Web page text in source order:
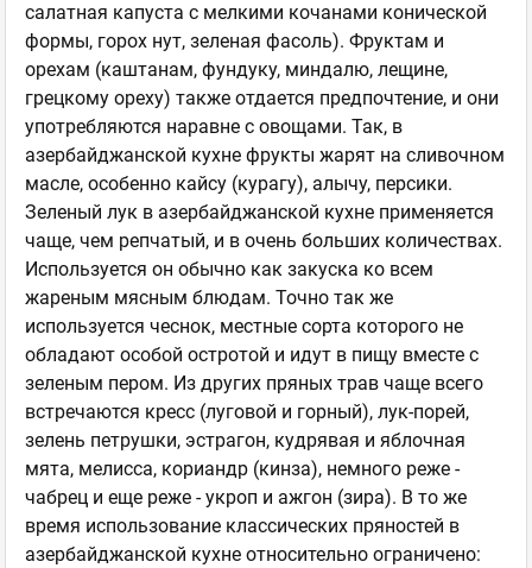
салатная капуста с мелкими кочанами конической
формы, горох нут, зеленая фасоль). Фруктам и
орехам (каштанам, фундуку, миндалю, лещине,
грецкому ореху) также отдается предпочтение, и они
употребляются наравне с овощами. Так, в
азербайджанской кухне фрукты жарят на сливочном
масле, особенно кайсу (курагу), алычу, персики.
Зеленый лук в азербайджанской кухне применяется
чаще, чем репчатый, и в очень больших количествах.
Используется он обычно как закуска ко всем
жареным мясным блюдам. Точно так же
используется чеснок, местные сорта которого не
обладают особой остротой и идут в пищу вместе с
зеленым пером. Из других пряных трав чаще всего
встречаются кресс (луговой и горный), лук-порей,
зелень петрушки, эстрагон, кудрявая и яблочная
мята, мелисса, кориандр (кинза), немного реже -
чабрец и еще реже - укроп и ажгон (зира). В то же
время использование классических пряностей в
азербайджанской кухне относительно ограничено: